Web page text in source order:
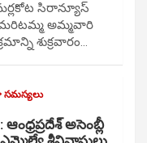
సిరాన్యూస్
మరిటమ్మ అమ్మవారి
శుక్రవారం…
సమస్యలు
అసెంబ్లీ